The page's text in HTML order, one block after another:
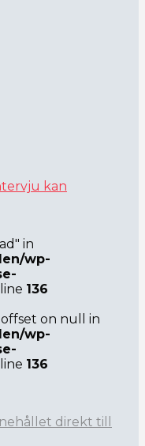
kan
in
wp-
136
offset on null in
wp-
136
direkt till